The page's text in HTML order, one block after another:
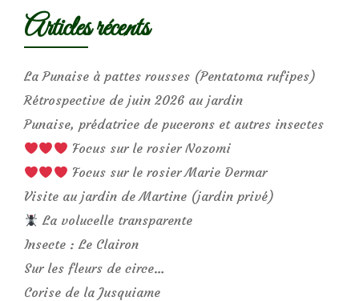
Articles récents
La Punaise à pattes rousses (Pentatoma rufipes)
Rétrospective de juin 2026 au jardin
Punaise, prédatrice de pucerons et autres insectes
Focus sur le rosier Nozomi
Focus sur le rosier Marie Dermar
Visite au jardin de Martine (jardin privé)
La volucelle transparente
Insecte : Le Clairon
Sur les fleurs de circe…
Corise de la Jusquiame